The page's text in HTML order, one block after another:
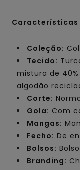
Características
Coleção:
Tecido:
mistura de 40%
algodão
Corte:
Gola: Com
Mangas:
Fecho: De
Bolsos:
Branding: